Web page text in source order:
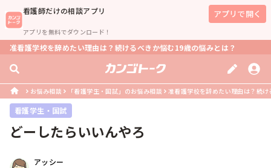
看護師だけの相談アプリ
アプリを無料でダウンロード！
アプリで開く
准看護学校を辞めたい理由は？続けるべきか悩む19歳の悩みとは？
お悩み相談 「看護学生・国試」のお悩み相談 准看護学校を辞めたい理由は？続
看護学生・国試
どーしたらいいんやろ
アッシー